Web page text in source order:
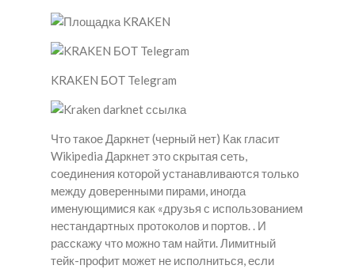
KRAKEN БОТ Telegram
Что такое Даркнет (черный нет) Как гласит
Wikipedia Даркнет это скрытая сеть,
соединения которой устанавливаются только
между доверенными пирами, иногда
именующимися как «друзья с использованием
нестандартных протоколов и портов. . И
расскажу что можно там найти. Лимитный
тейк-профит может не исполниться, если